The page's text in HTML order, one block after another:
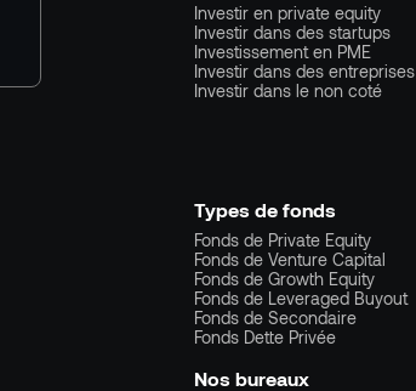
Investir en private equity
Investir dans des startups
Investissement en PME
Investir dans des entreprises
Investir dans le non coté
Types de fonds
Fonds de Private Equity
Fonds de Venture Capital
Fonds de Growth Equity
Fonds de Leveraged Buyout
Fonds de Secondaire
Fonds Dette Privée
Nos bureaux